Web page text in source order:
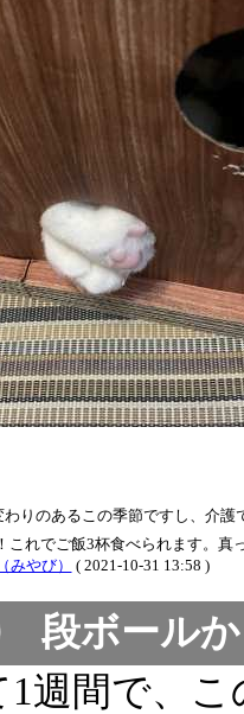
りのあるこの季節ですし、介護
これでご飯3杯食べられます。
みやび） ( 2021-10-31 13:58 )
段ボール
週間で、こ